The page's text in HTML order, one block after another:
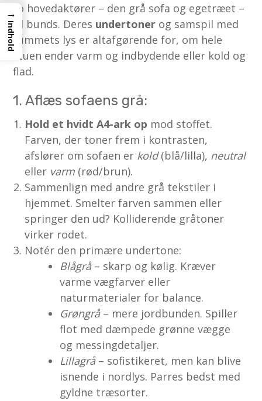
to hovedaktører – den grå sofa og egetræet –
til bunds. Deres undertoner og samspil med
rummets lys er altafgørende for, om hele
stuen ender varm og indbydende eller kold og
flad.
1. Aflæs sofaens grå:
Hold et hvidt A4-ark op mod stoffet.
Farven, der toner frem i kontrasten,
afslører om sofaen er kold(blå/lilla), neutral
eller varm (rød/brun).
Sammenlign med andre grå tekstiler i
hjemmet. Smelter farven sammen eller
springer den ud? Kolliderende gråtoner
virker rodet.
Notér den primære undertone:
Blågrå– skarp og kølig. Kræver
varme vægfarver eller
naturmaterialer for balance.
Grøngrå– mere jordbunden. Spiller
flot med dæmpede grønne vægge
og messingdetaljer.
Lillagrå– sofistikeret, men kan blive
isnende i nordlys. Parres bedst med
gyldne træsorter.
→
Indhold